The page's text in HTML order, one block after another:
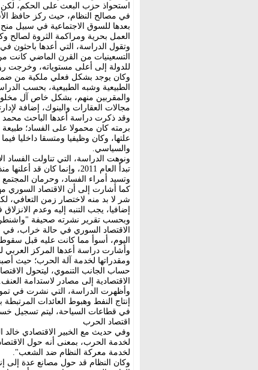
استحواذ حزب البعث على الحكم،
في مصالح النظام، حيث ركز حافظ
بعدها للسوق الاجتماعية في سبيل
العمل بحرية ومراكمة الثروة لصالح
وتقول الدراسة، التي أعدها باحثون
التسعينيات من القرن الماضي كانت
للدولة إلى أعلى مستوياته، وخرجت
وكان يوجد بشكل فعلي ملكية من
الطبيعية وشبه الطبيعية، بحسب
والمقربين منهم، بشكل خاص آل
مجالات العقارات والبنوك، إضافة
وقد ذكرت دراسة أعدها الباحث
برمته كان محمولا على الفساد؛
علتها، وكان وظيفيا ومتسقا داخليا
والسياسي.
ونوهت الدراسة، التي تناولت
تبدأ العام 2011، وإنما
وتسيد أمراء الفساد، وحرمان المجتمع
كما أشارت إلى أن الاقتصاد السوري
شر لا بد منه لاختصار زمن التعافي،
إضافيا، يجب التنبه إليه وعدم
الاقتصاد السوري في حالة خراب، في
اليوم، أسوأ مما كانت عليه قبل سقوط
وأشارت دراسة أعدها المركز العربي
ومقدراتها لخدمة آلة الحرب؛ حيث
حساب الجانب التنموي، ليتحول
الاقتصادية إلى مصادر لاستدامة العنف.
إنتاج النفط وهبوط العائدات
في قطاعات السياحة، ليتم تسجيل
اقتصاد الحرب
وفي حديث مع الخبير الاقتصادي خالد
لخدمة الحرب، بمعنى أنه حول
لخدمة معركة النظام ضد الشعب".
وكان النظام قد حول مصانع عدة إلى